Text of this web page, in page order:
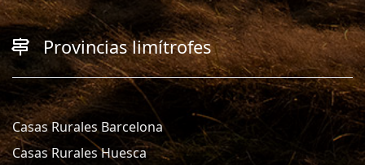
Provincias limítrofes
Casas Rurales Barcelona
Casas Rurales Huesca